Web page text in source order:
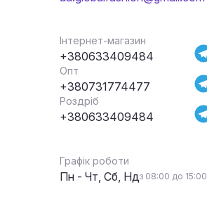
Інтернет-магазин
+380633409484
Опт
+380731774477
Роздріб
+380633409484
Графік роботи
Пн - Чт, Сб, Ндз 08:00 до 15:00